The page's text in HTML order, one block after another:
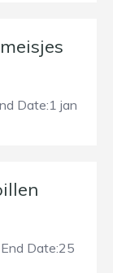
Date:1 jan
Date:25